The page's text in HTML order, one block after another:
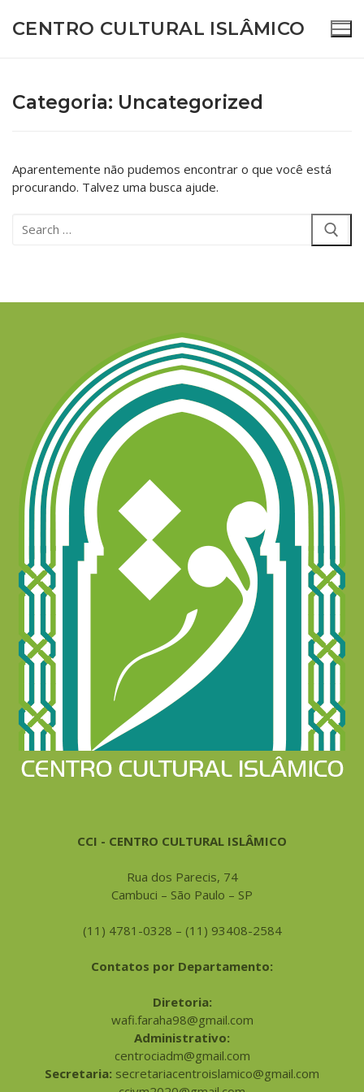
CENTRO CULTURAL ISLÂMICO
Quem somos nós
Mulçumanos no Brasil
Atividades e Programas
Receba as Novidades do CCI
Notícias
Contato
Categoria: Uncategorized
Aparentemente não pudemos encontrar o que você está
procurando. Talvez uma busca ajude.
CCI - CENTRO CULTURAL ISLÂMICO
Rua dos Parecis, 74
Cambuci – São Paulo – SP
(11) 4781-0328 – (11) 93408-2584
Contatos por Departamento:
Diretoria:
wafi.faraha98@gmail.com
Administrativo:
centrociadm@gmail.com
Secretaria: secretariacentroislamico@gmail.com